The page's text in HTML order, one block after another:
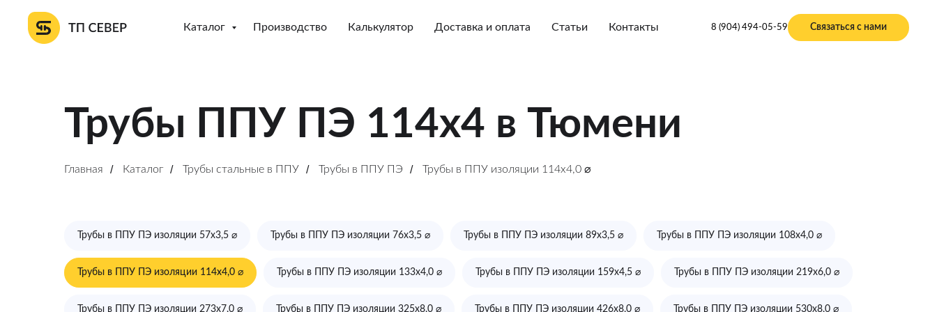
Каталог Производство Калькулятор Доставка и оплата Статьи Контакты 8 (904) 494-05-59 Связаться с нами
Трубы ППУ ПЭ 114х4 в Тюмени
Главная / Каталог / Трубы стальные в ППУ / Трубы в ППУ ПЭ / Трубы в ППУ изоляции 114х4,0 ⌀
Трубы в ППУ ПЭ изоляции 57х3,5 ⌀ Трубы в ППУ ПЭ изоляции 76х3,5 ⌀ Трубы в ППУ ПЭ изоляции 89х3,5 ⌀ Трубы в ППУ ПЭ изоляции 108х4,0 ⌀
Трубы в ППУ ПЭ изоляции 114х4,0 ⌀ Трубы в ППУ ПЭ изоляции 133х4,0 ⌀ Трубы в ППУ ПЭ изоляции 159х4,5 ⌀ Трубы в ППУ ПЭ изоляции 219х6,0 ⌀
Трубы в ППУ ПЭ изоляции 273х7,0 ⌀ Трубы в ППУ ПЭ изоляции 325х8,0 ⌀ Трубы в ППУ ПЭ изоляции 426х8,0 ⌀ Трубы в ППУ ПЭ изоляции 530х8,0 ⌀